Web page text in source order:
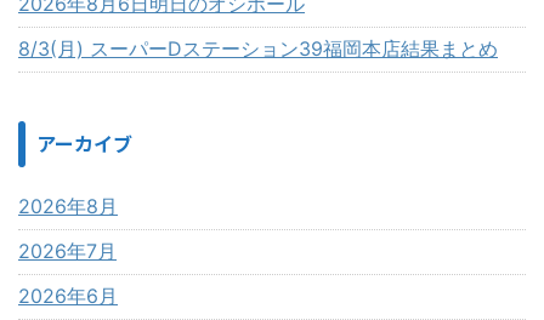
8/3(月) スーパーDステーション39福岡本店結果まとめ
アーカイブ
2026年8月
2026年7月
2026年6月